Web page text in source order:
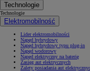
Technologie
Technologie
Elektromobilność
Lider elektromobilności
Napęd hybrydowy
Napęd hybrydowy typu plug-in
Napęd wodorowy
Napęd elektryczny na baterię
Zasięg aut elektrycznych
Zalety posiadania aut